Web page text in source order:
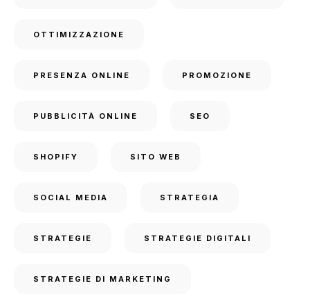
OTTIMIZZAZIONE
PRESENZA ONLINE PROMOZIONE
PUBBLICITÀ ONLINE SEO
SHOPIFY SITO WEB
SOCIAL MEDIA STRATEGIA
STRATEGIE STRATEGIE DIGITALI
STRATEGIE DI MARKETING